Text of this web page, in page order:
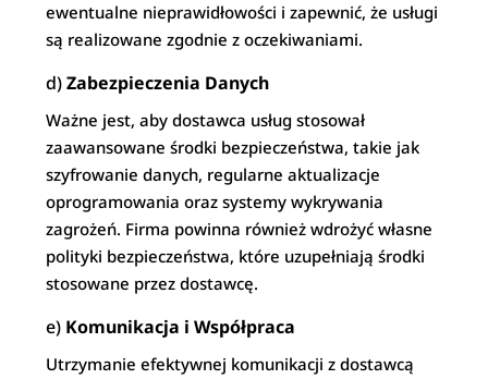
ewentualne nieprawidłowości i zapewnić, że usługi
są realizowane zgodnie z oczekiwaniami.
d)Zabezpieczenia Danych
Ważne jest, aby dostawca usług stosował
zaawansowane środki bezpieczeństwa, takie jak
szyfrowanie danych, regularne aktualizacje
oprogramowania oraz systemy wykrywania
zagrożeń. Firma powinna również wdrożyć własne
polityki bezpieczeństwa, które uzupełniają środki
stosowane przez dostawcę.
e) Komunikacja i Współpraca
Utrzymanie efektywnej komunikacji z dostawcą